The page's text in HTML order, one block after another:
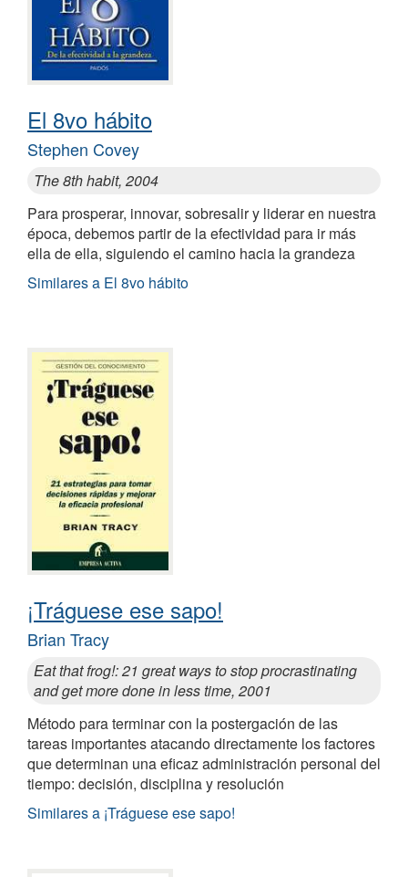
El 8vo hábito
Stephen Covey
The 8th habit, 2004
Para prosperar, innovar, sobresalir y liderar en nuestra
época, debemos partir de la efectividad para ir más
ella de ella, siguiendo el camino hacia la grandeza
Similares a El 8vo hábito
¡Tráguese ese sapo!
Brian Tracy
Eat that frog!: 21 great ways to stop procrastinating
and get more done in less time, 2001
Método para terminar con la postergación de las
tareas importantes atacando directamente los factores
que determinan una eficaz administración personal del
tiempo: decisión, disciplina y resolución
Similares a ¡Tráguese ese sapo!